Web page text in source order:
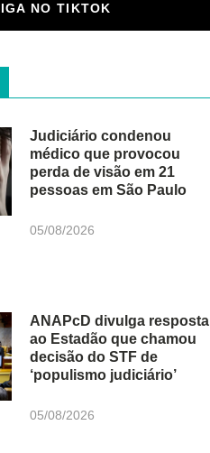
NO TIKTOK
Judiciário condenou
médico que provocou
perda de visão em 21
pessoas em São Paulo
05/08/2026
ANAPcD divulga resposta
ao Estadão que chamou
decisão do STF de
‘populismo judiciário’
05/08/2026